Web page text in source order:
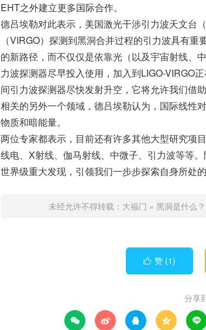
EHT之外建立更多国际合作。
德吕埃勒对此表示，美国激光干涉引力波天文台
（VIRGO）探测到黑洞合并过程的引力波具有
的新路径，而不仅仅是依靠光（以及宇宙射线、
力波探测器尽早投入使用，加入到LIGO-VIRGO
间引力波探测器尽快发射升空，它将允许我们借
相关的另外一个领域，德吕埃勒认为，国际线性
物质和暗能量。
两位专家都表示，目前还有许多其他大型研究项
线电、X射线、伽马射线、中微子、引力波等等
世界级重大发现，引领我们一步步探索自身所处的
未经允许不得转载： 大福门 » 黑洞是什么
 赞 (1)
分享
    